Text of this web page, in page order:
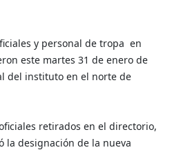
y personal de tropa en
este martes 31 de enero de
del instituto en el norte de
retirados en el directorio,
la designación de la nueva